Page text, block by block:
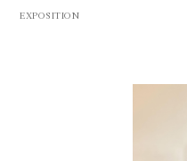
EXPOSITION